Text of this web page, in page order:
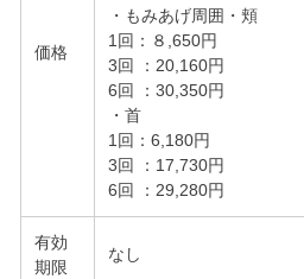
価格
・もみあげ周囲・頬
1回：８,650円
3回 ：20,160円
6回 ：30,350円
・首
1回：6,180円
3回 ：17,730円
6回 ：29,280円
有効
期限
なし